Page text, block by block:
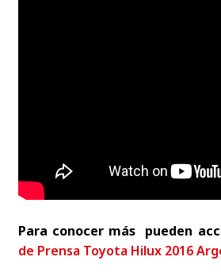
Para conocer más pueden
de Prensa Toyota Hilux 2016